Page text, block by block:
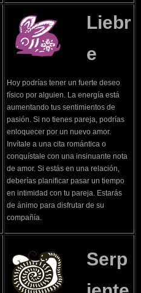
Liebr
e
Hoy podrías tener un fuerte deseo
físico por alguien. La energía está
aumentando tus sentimientos de
pasión. Si no tienes pareja, podrías
enloquecer por un nuevo amor.
Invítale a una cita romántica o
conquístale con una insinuante nota
de amor. Si estás en una relación,
deberías planificar pasar un tiempo
en intimidad con tu pareja. Estarás
de ánimo para disfrutar de su
compañía.
Serp